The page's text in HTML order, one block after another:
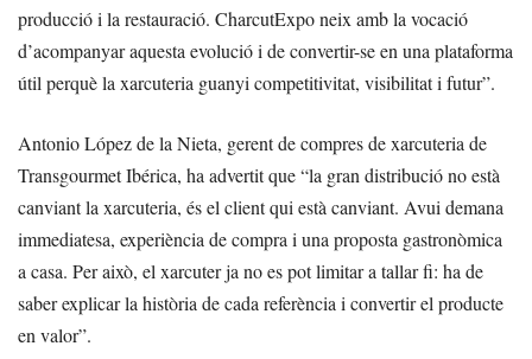
producció i la restauració. CharcutExpo neix amb la vocació
d’acompanyar aquesta evolució i de convertir-se en una plataforma
útil perquè la xarcuteria guanyi competitivitat, visibilitat i futur”.
Antonio López de la Nieta, gerent de compres de xarcuteria de
Transgourmet Ibérica, ha advertit que “la gran distribució no està
canviant la xarcuteria, és el client qui està canviant. Avui demana
immediatesa, experiència de compra i una proposta gastronòmica
a casa. Per això, el xarcuter ja no es pot limitar a tallar fi: ha de
saber explicar la història de cada referència i convertir el producte
en valor”.